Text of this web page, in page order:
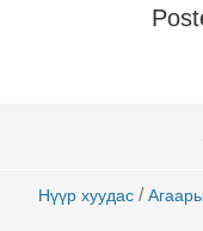
Нүүр хуудас /